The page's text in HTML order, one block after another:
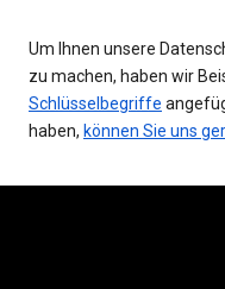
Um Ihnen unsere
zu machen, haben wir
Schlüsselbegriffe
haben, können Sie uns